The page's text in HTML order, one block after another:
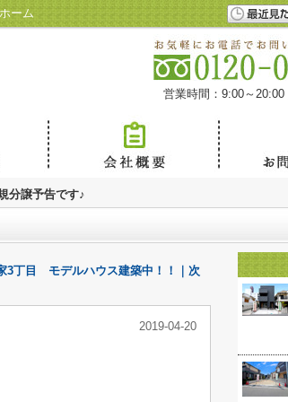
ーム
営業時間：9:00～20:00
分譲予告です♪
3丁目 モデルハウス建築中！！｜次
2019-04-20